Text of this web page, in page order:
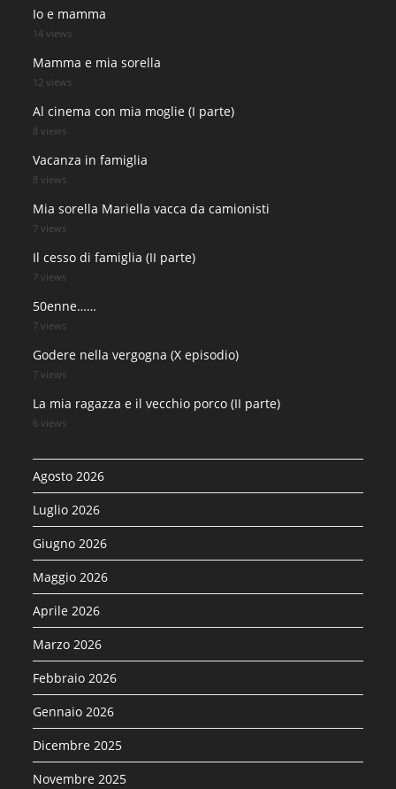
Io e mamma
14 views
Mamma e mia sorella
12 views
Al cinema con mia moglie (I parte)
8 views
Vacanza in famiglia
8 views
Mia sorella Mariella vacca da camionisti
7 views
Il cesso di famiglia (II parte)
7 views
50enne……
7 views
Godere nella vergogna (X episodio)
7 views
La mia ragazza e il vecchio porco (II parte)
6 views
Agosto 2026
Luglio 2026
Giugno 2026
Maggio 2026
Aprile 2026
Marzo 2026
Febbraio 2026
Gennaio 2026
Dicembre 2025
Novembre 2025